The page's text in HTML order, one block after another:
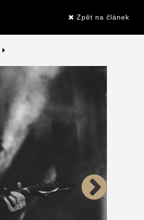
Zpět na článek